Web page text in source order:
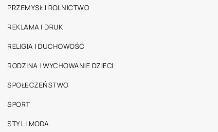
PRZEMYSŁ I ROLNICTWO
REKLAMA I DRUK
RELIGIA I DUCHOWOŚĆ
RODZINA I WYCHOWANIE DZIECI
SPOŁECZEŃSTWO
SPORT
STYL I MODA